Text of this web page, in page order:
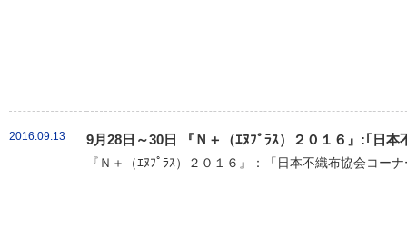
2016.09.13 9月28日～30日 『Ｎ＋（ｴﾇﾌﾟﾗｽ）２０１６』:｢日
『Ｎ＋（ｴﾇﾌﾟﾗｽ）２０１６』：「日本不織布協会コー